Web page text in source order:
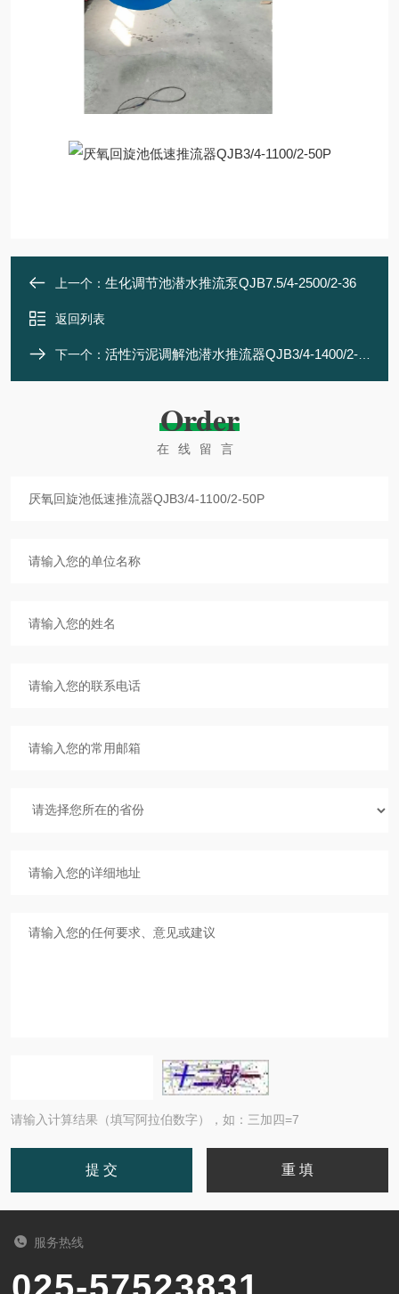
上一个： 生化调节池潜水推流泵QJB7.5/4-2500/2-36
返回列表
下一个： 活性污泥调解池潜水推流器QJB3/4-1400/2-50
Order
在线留言
请输入计算结果（填写阿拉伯数字），如：三加四=7
服务热线